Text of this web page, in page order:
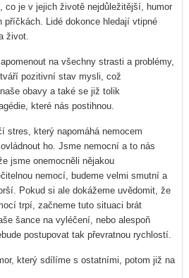
co je v jejich životě nejdůležitější, humor
Lidé dokonce hledají vtipné
život.
na všechny strasti a problémy,
pozitivní stav mysli, což
obavy a také se již tolik
které nás postihnou.
stres, který napomáhá nemocem
ho. Jsme nemocní a to nás
jsme onemocněli nějakou
nemocí, budeme velmi smutní a
Pokud si ale dokážeme uvědomit, že
trpí, začneme tuto situaci brát
šance na vyléčení, nebo alespoň
postupovat tak převratnou rychlostí.
který sdílíme s ostatními, potom již na